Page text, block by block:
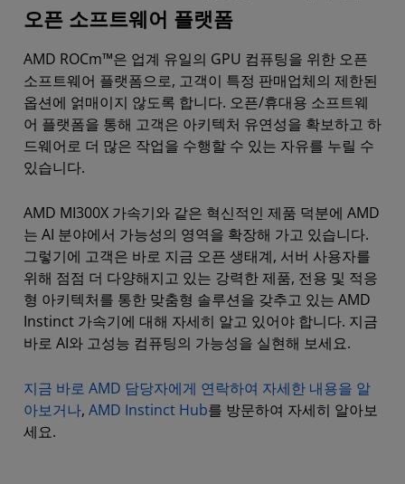
오픈 소프트웨어 플랫폼
AMD ROCm™은 업계 유일의 GPU 컴퓨팅을 위한 오픈
소프트웨어 플랫폼으로, 고객이 특정 판매업체의 제한된
옵션에 얽매이지 않도록 합니다. 오픈/휴대용 소프트웨
어 플랫폼을 통해 고객은 아키텍처 유연성을 확보하고 하
드웨어로 더 많은 작업을 수행할 수 있는 자유를 누릴 수
있습니다.
AMD MI300X 가속기와 같은 혁신적인 제품 덕분에 AMD
는 AI 분야에서 가능성의 영역을 확장해 가고 있습니다.
그렇기에 고객은 바로 지금 오픈 생태계, 서버 사용자를
위해 점점 더 다양해지고 있는 강력한 제품, 전용 및 적응
형 아키텍처를 통한 맞춤형 솔루션을 갖추고 있는 AMD
Instinct 가속기에 대해 자세히 알고 있어야 합니다. 지금
바로 AI와 고성능 컴퓨팅의 가능성을 실현해 보세요.
지금 바로 AMD 담당자에게 연락하여 자세한 내용을 알
아보거나, AMD Instinct Hub를 방문하여 자세히 알아보
세요.